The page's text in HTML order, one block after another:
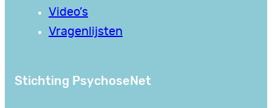
Video’s
Vragenlijsten
Stichting PsychoseNet